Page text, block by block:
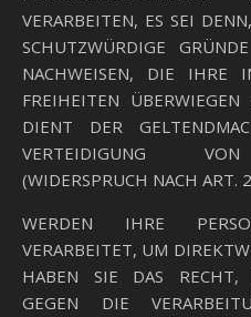
VERARBEITEN, ES SEI
SCHUTZWÜRDIGE
NACHWEISEN, DIE IHRE
FREIHEITEN
DIENT DER
VERTEIDIGUNG VON
(WIDERSPRUCH NACH ART.
WERDEN IHRE
VERARBEITET, UM
HABEN SIE DAS RECHT,
GEGEN DIE